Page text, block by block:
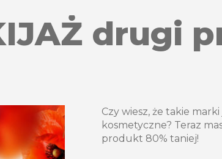
drugi
Czy wiesz, że takie
kosmetyczne? Teraz
produkt 80% taniej!